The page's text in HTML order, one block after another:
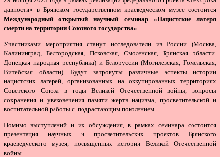
давности» в Брянском государственном краеведческом музее состоится
Международный открытый научный семинар «Нацистские лагеря
смерти на территории Союзного государства»
Участниками мероприятия станут исследователи из России (Москва,
Калининград, Белгородская, Псковская, Смоленская, Брянская области.
Донецкая народная республика) и Белоруссии (Могилевская, Гомельская,
Витебская области). Будут затронуты различные аспекты истории
нацистских лагерей, организованных на оккупированных территориях
Советского Союза в годы Великой Отечественной войны, вопросы
сохранения и увековечения памяти жертв нацизма, просветительской и
воспитательной работы с подрастающим поколением.
Помимо выступлений и их обсуждения, в рамках семинара состоится
презентация научных и просветительских проектов Брянского
краеведческого музея, посвященных истории Великой Отечественной
войны.